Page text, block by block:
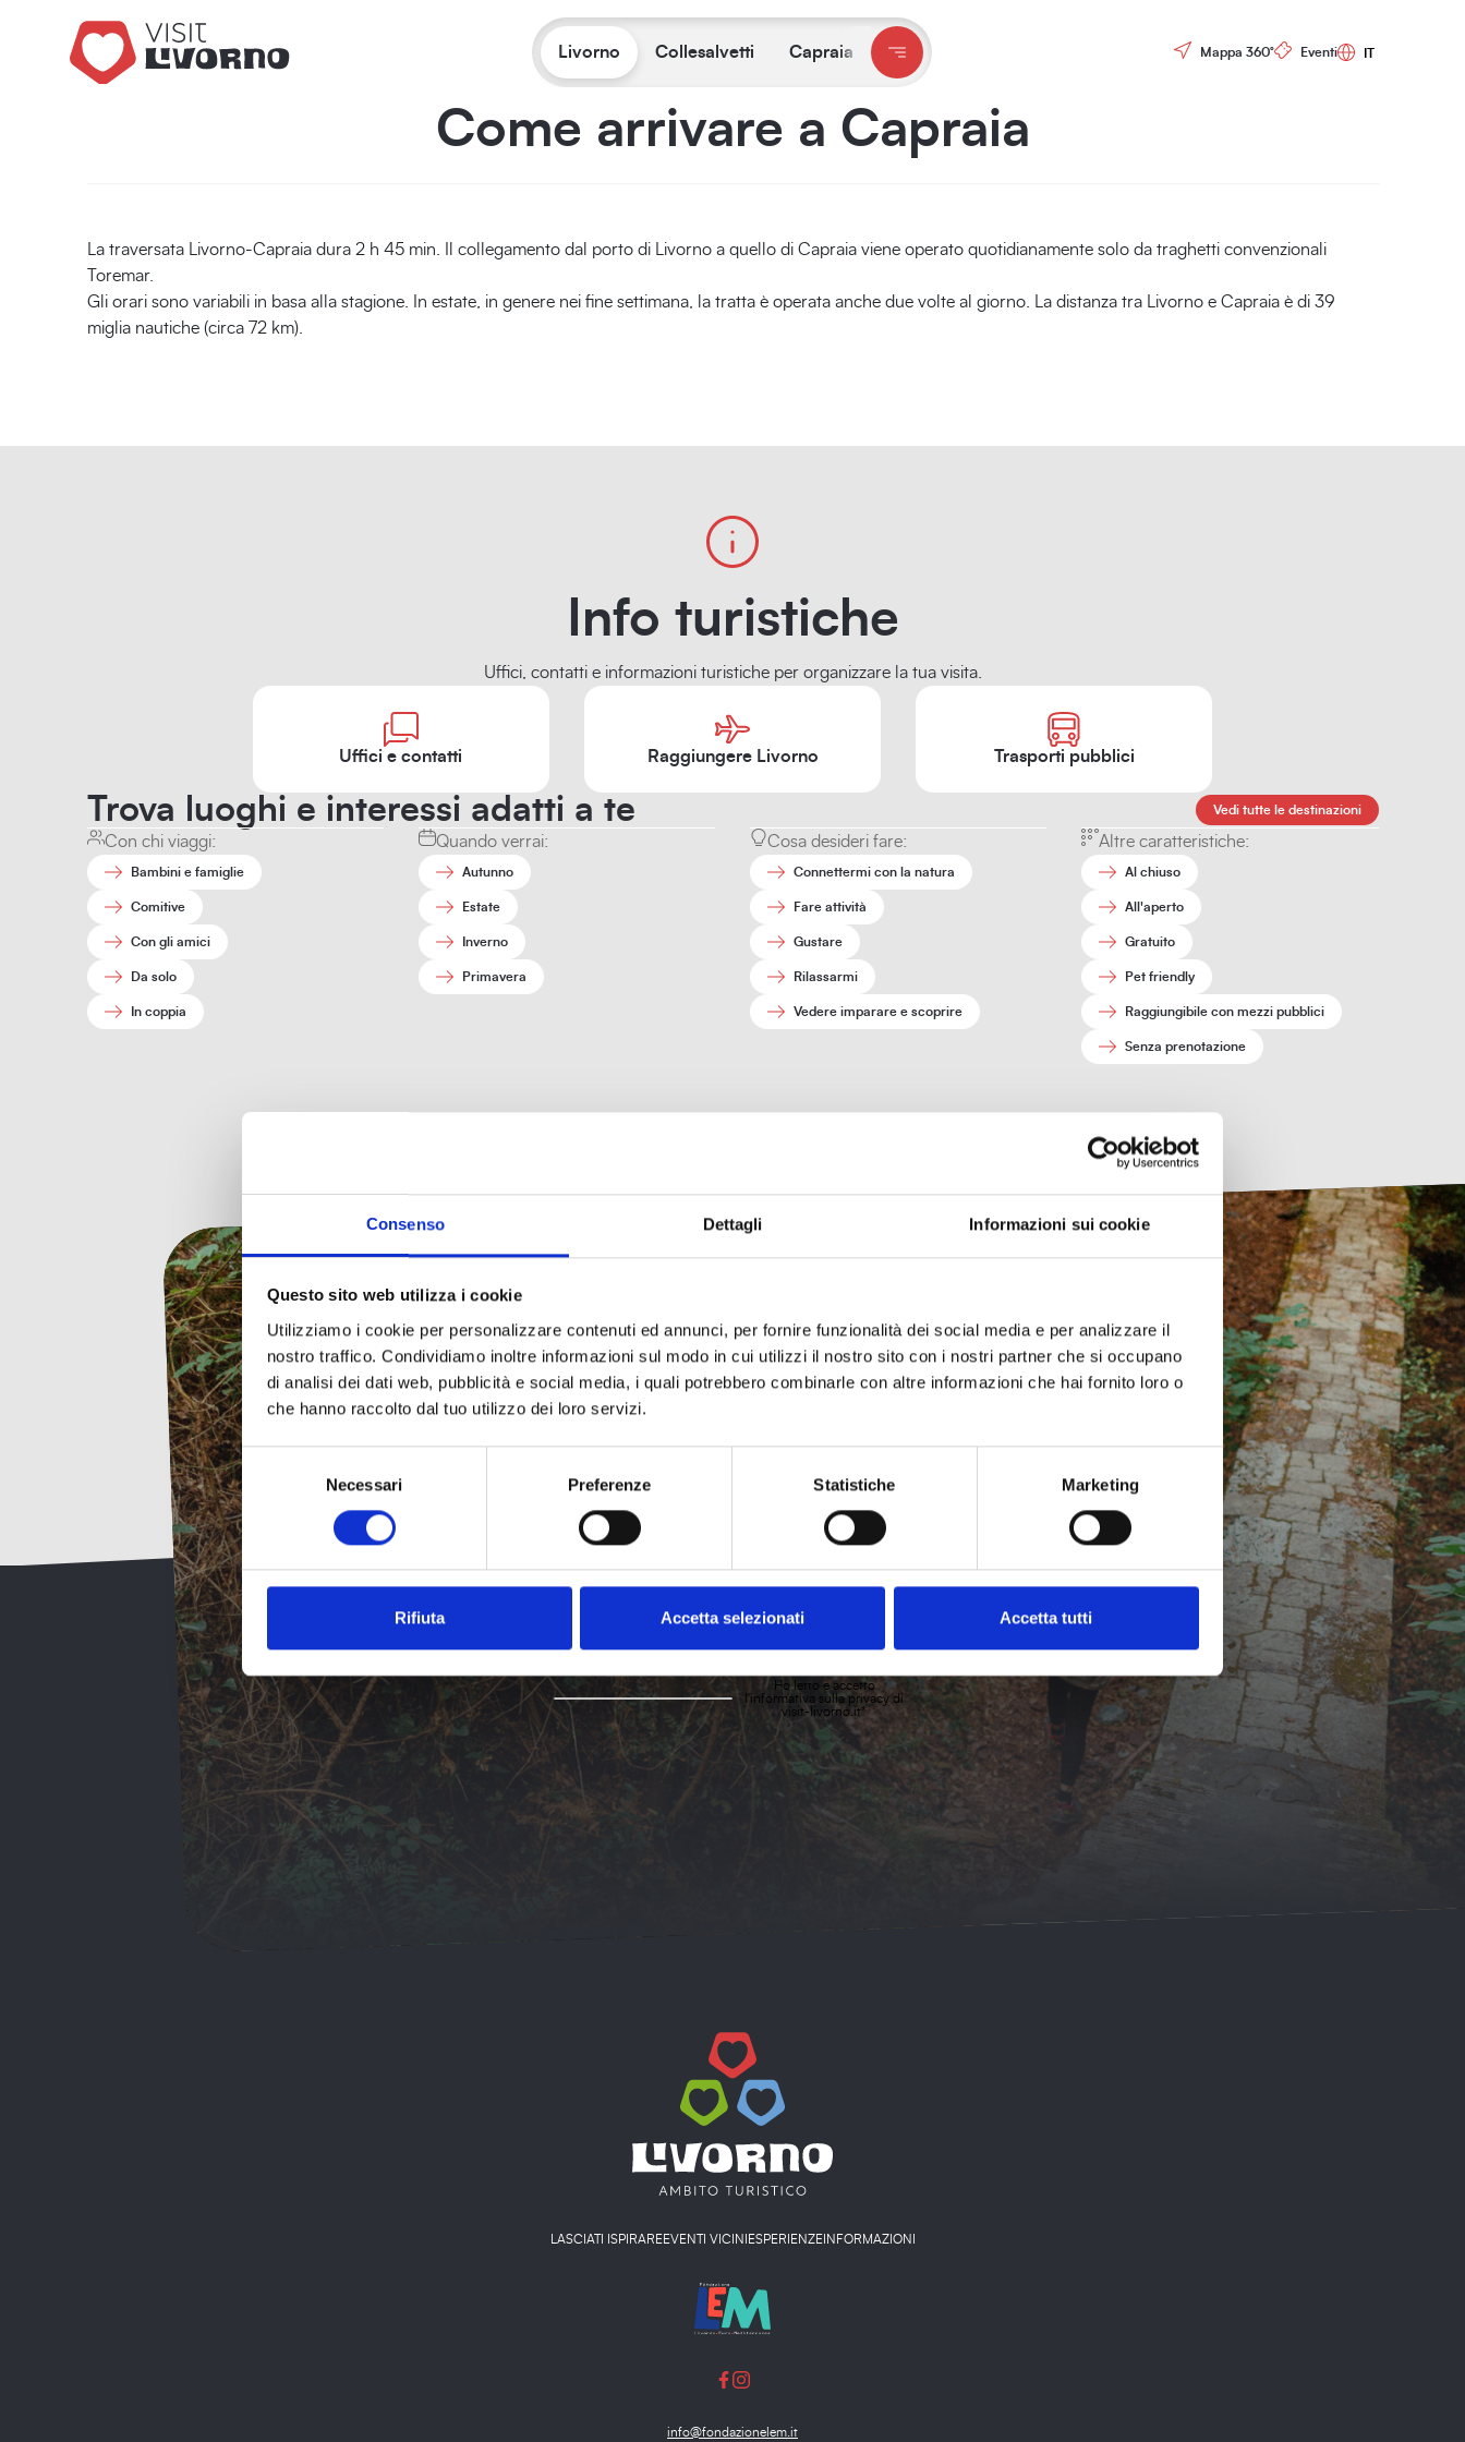
Consenso Dettagli Informazioni sui cookie
Questo sito web utilizza i cookie
Utilizziamo i cookie per personalizzare contenuti ed annunci, per fornire funzionalità dei social media e per analizzare il
nostro traffico. Condividiamo inoltre informazioni sul modo in cui utilizzi il nostro sito con i nostri partner che si occupano
di analisi dei dati web, pubblicità e social media, i quali potrebbero combinarle con altre informazioni che hai fornito loro o
che hanno raccolto dal tuo utilizzo dei loro servizi.
Selezione
del
consenso
Necessari Preferenze Statistiche Marketing
Rifiuta Accetta selezionati Accetta tutti
Livorno Collesalvetti Capraia Controls menu
Mappa 360° Eventi
Ti trovi su: Come arrivare a Capraia
Come arrivare a Capraia
La traversata Livorno-Capraia dura 2 h 45 min. Il collegamento dal porto di Livorno a quello di Capraia viene operato quotidianamente solo da traghetti convenzionali
Toremar.
Gli orari sono variabili in basa alla stagione. In estate, in genere nei fine settimana, la tratta è operata anche due volte al giorno. La distanza tra Livorno e Capraia è di 39
miglia nautiche (circa 72 km).
Info turistiche
Uffici, contatti e informazioni turistiche per organizzare la tua visita.
Uffici e contatti Raggiungere Livorno Trasporti pubblici
Trova luoghi e interessi adatti a te Vedi tutte le destinazioni
Con chi viaggi:
Bambini e famiglie
Comitive
Con gli amici
Da solo
In coppia
Quando verrai:
Autunno
Estate
Inverno
Primavera
Cosa desideri fare:
Connettermi con la natura
Fare attività
Gustare
Rilassarmi
Vedere imparare e scoprire
Altre caratteristiche:
Al chiuso
All'aperto
Gratuito
Pet friendly
Raggiungibile con mezzi pubblici
Senza prenotazione
Iscriviti alla newsletter
per rimanere sempre aggiornato
Non perderti nessuna novità sugli eventi a Livorno e dintorni.
Iscriviti
Ho letto e accetto
l'informativa sulla privacy di
visit-livorno.it*
LASCIATI ISPIRAREEVENTI VICINI ESPERIENZEINFORMAZIONI
info@fondazionelem.it